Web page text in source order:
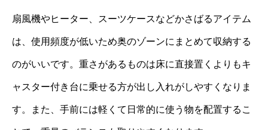
扇風機やヒーター、スーツケースなどかさばるアイテム
は、使用頻度が低いため奥のゾーンにまとめて収納する
のがいいです。重さがあるものは床に直接置くよりもキ
ャスター付き台に乗せる方が出し入れがしやすくなりま
す。また、手前には軽くて日常的に使う物を配置するこ